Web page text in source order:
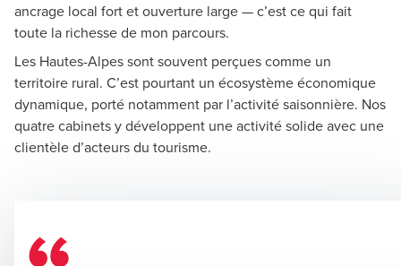
ancrage local fort et ouverture large — c’est ce qui fait
toute la richesse de mon parcours.
Les Hautes-Alpes sont souvent perçues comme un
territoire rural. C’est pourtant un écosystème économique
dynamique, porté notamment par l’activité saisonnière. Nos
quatre cabinets y développent une activité solide avec une
clientèle d’acteurs du tourisme.